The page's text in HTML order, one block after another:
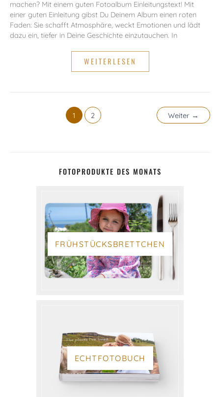
machen? Mit einem guten Fotoalbum Einleitungstext! Mit
einer guten Einleitung gibst Du Deinem Album einen roten
Faden: Sie schafft Atmosphäre, weckt Emotionen und lädt
dazu ein, tiefer in Deine Geschichte einzutauchen. In
DER
PERFEKTE
FOTOALBUM
SCHREIBST
IHN!
WEITERLESEN
1 2 Weiter →
FOTOPRODUKTE DES MONATS
FRÜHSTÜCKSBRETTCHEN
ECHTFOTOBUCH